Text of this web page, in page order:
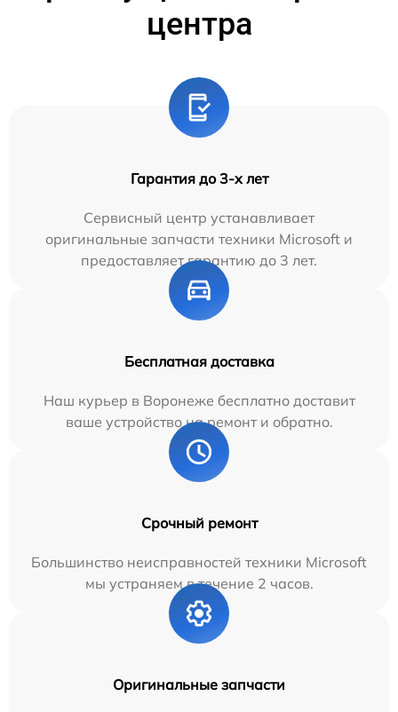
центра
Гарантия до 3-х лет
Сервисный центр устанавливает
оригинальные запчасти техники Microsoft и
предоставляет гарантию до 3 лет.
Бесплатная доставка
Наш курьер в Воронеже бесплатно доставит
ваше устройство на ремонт и обратно.
Срочный ремонт
Большинство неисправностей техники Microsoft
мы устраняем в течение 2 часов.
Оригинальные запчасти